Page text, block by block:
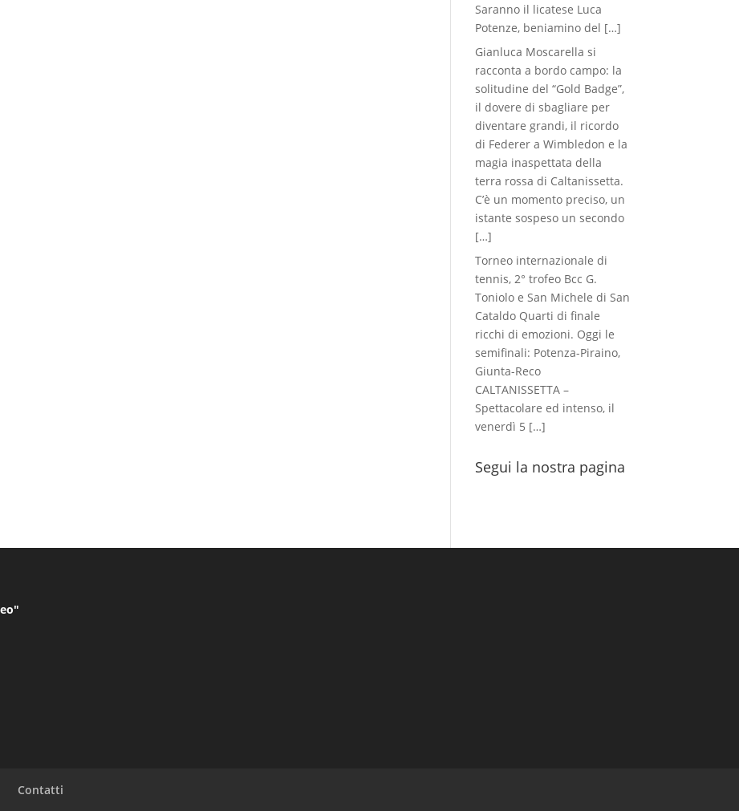
Saranno il licatese Luca
Potenze, beniamino del […]
Gianluca Moscarella si
racconta a bordo campo: la
solitudine del “Gold Badge”,
il dovere di sbagliare per
diventare grandi, il ricordo
di Federer a Wimbledon e la
magia inaspettata della
terra rossa di Caltanissetta.
C’è un momento preciso, un
istante sospeso un secondo
[…]
Torneo internazionale di
tennis, 2° trofeo Bcc G.
Toniolo e San Michele di San
Cataldo Quarti di finale
ricchi di emozioni. Oggi le
semifinali: Potenza-Piraino,
Giunta-Reco
CALTANISSETTA –
Spettacolare ed intenso, il
venerdì 5 […]
Segui la nostra pagina
Contatti